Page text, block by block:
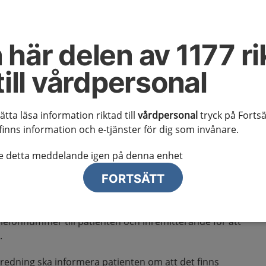
här delen av 1177
vårdpersonal
läsa information riktad till vårdpersonaltryck på
information och e-tjänster för dig som invånare.
detta meddelande igen på denna enhet
FORTSÄTT
och remissrutiner
välgrundad misstanke
vårdförlopp (SVF) skickas, beakta att patienten
av utredningen. Beslutet ska fattas i samråd med
om patienten önskar det.
till patienten och inremitterande för att
ska informera patienten om att det finns